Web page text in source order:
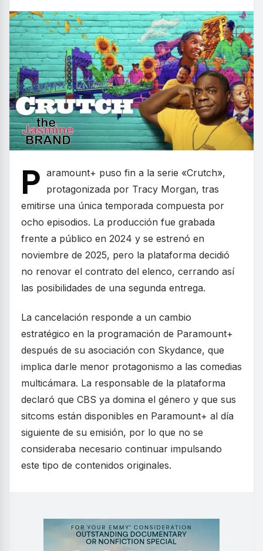
P aramount+ puso fin a la serie «Crutch»,
protagonizada por Tracy Morgan, tras
emitirse una única temporada compuesta por
ocho episodios. La producción fue grabada
frente a público en 2024 y se estrenó en
noviembre de 2025, pero la plataforma decidió
no renovar el contrato del elenco, cerrando así
las posibilidades de una segunda entrega.
La cancelación responde a un cambio
estratégico en la programación de Paramount+
después de su asociación con Skydance, que
implica darle menor protagonismo a las comedias
multicámara. La responsable de la plataforma
declaró que CBS ya domina el género y que sus
sitcoms están disponibles en Paramount+ al día
siguiente de su emisión, por lo que no se
consideraba necesario continuar impulsando
este tipo de contenidos originales.